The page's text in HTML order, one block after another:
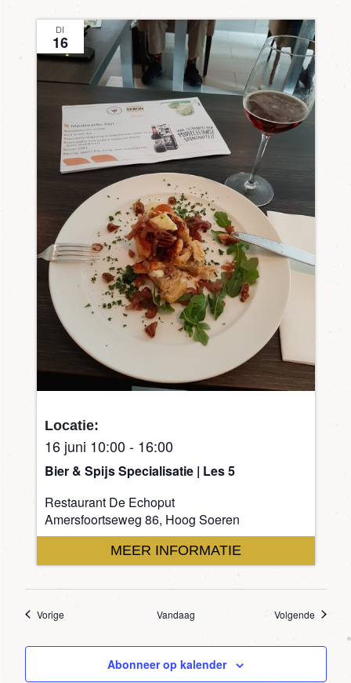
DI
16
16 juni 10:00 - 16:00
Bier & Spijs Specialisatie | Les 5
Locatie:
Restaurant De Echoput
Amersfoortseweg 86, Hoog Soeren
MEER INFORMATIE
VorigeAgenda Vandaag VolgendeAgenda
Abonneer op kalender